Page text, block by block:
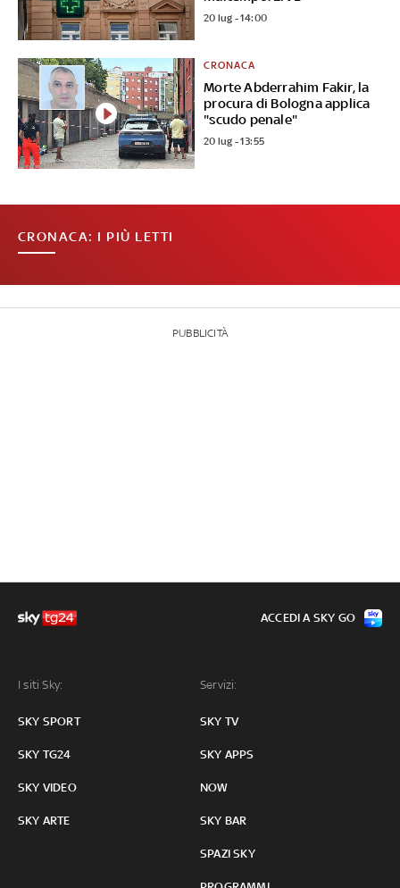
20 lug - 14:00
Morte Abderrahim Fakir, la
procura di Bologna applica
"scudo penale"
CRONACA
20 lug - 13:55
CRONACA: I PIÙ LETTI
PUBBLICITÀ
I siti Sky:
SKY SPORT
SKY TG24
SKY VIDEO
SKY ARTE
Servizi:
SKY TV
SKY APPS
NOW
SKY BAR
SPAZI SKY
ACCEDI A SKY GO